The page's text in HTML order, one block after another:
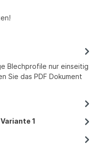
Blechprofile nur einseitig
Sie das PDF Dokument
1